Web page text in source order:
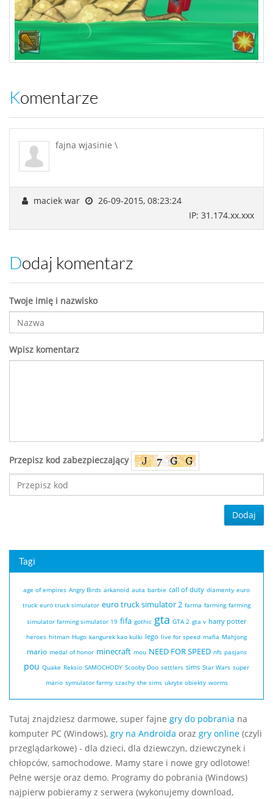
Komentarze
fajna wjasinie \
maciek war
26-09-2015, 08:23:24
IP: 31.174.xx.xxx
Dodaj komentarz
Twoje imię i nazwisko
Wpisz komentarz
Przepisz kod zabezpieczający
Dodaj
Tagi
age of empires Angry Birds arkanoid auta barbie call of duty diamenty euro
truck euro truck simulator euro truck simulator 2 farma farming farming
simulator farming simulator 19 fifa gothic gta GTA 2 gta v harry potter
heroes hitman Hugo kangurek kao kulki lego live for speed mafia Mahjong
mario medal of honor minecraft mou NEED FOR SPEED nfs pasjans
pou Quake Reksio SAMOCHODY Scooby Doo settlers sims Star Wars super
mario symulator farmy szachy the sims ukryte obiekty worms
Tutaj znajdziesz darmowe, super fajne gry do pobrania na
komputer PC (Windows), gry na Androida oraz gry online (czyli
przeglądarkowe) - dla dzieci, dla dziewczyn, dziewczynek i
chłopców, samochodowe. Mamy stare i nowe gry odlotowe!
Pełne wersje oraz demo. Programy do pobrania (Windows)
najpierw pobieramy z serwera (wykonujemy download,